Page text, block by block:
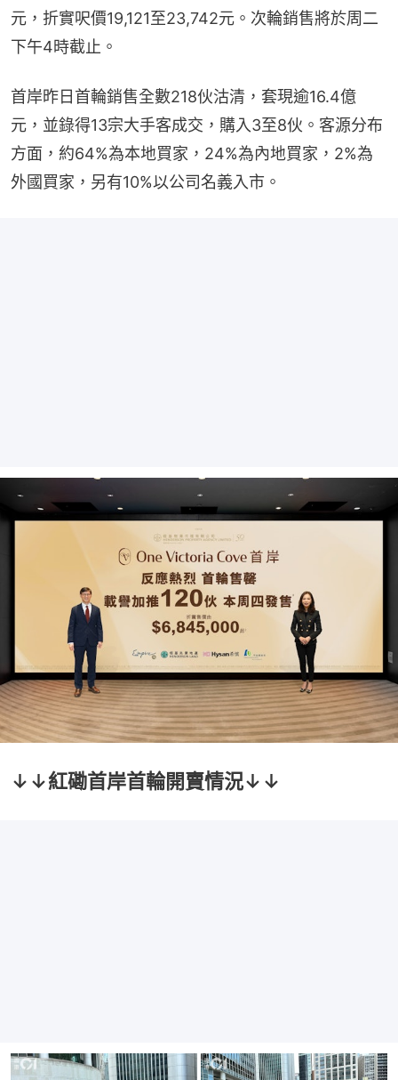
元，折實呎價19,121至23,742元。次輪銷售將於周二
下午4時截止。
首岸昨日首輪銷售全數218伙沽清，套現逾16.4億
元，並錄得13宗大手客成交，購入3至8伙。客源分布
方面，約64%為本地買家，24%為內地買家，2%為
外國買家，另有10%以公司名義入市。
↓↓紅磡首岸首輪開賣情況↓↓